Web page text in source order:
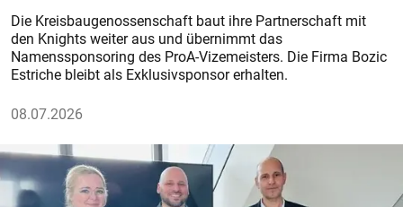
Die Kreisbaugenossenschaft baut ihre Partnerschaft mit
den Knights weiter aus und übernimmt das
Namenssponsoring des ProA-Vizemeisters. Die Firma Bozic
Estriche bleibt als Exklusivsponsor erhalten.
08.07.2026